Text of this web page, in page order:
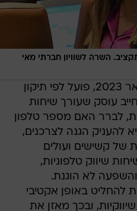
השרה לשוויון חברתי מאי
המאגר שהחל לפעול בינואר 2023, פועל לפי תיקון
עוסק שעורך שיחות
לברר האם מספר טלפון
להעניק הגנה לצרכנים,
של קשישים ועולים
שיווק טלפוניות,
והשפעה לא הוגנת.
להחליט באופן אקטיבי
ובכך מאזן את